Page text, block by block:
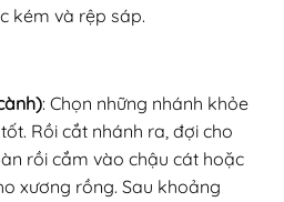
kém và rệp sáp.
: Chọn những nhánh khỏe
Rồi cắt nhánh ra, đợi cho
rồi cắm vào chậu cát hoặc
xương rồng. Sau khoảng